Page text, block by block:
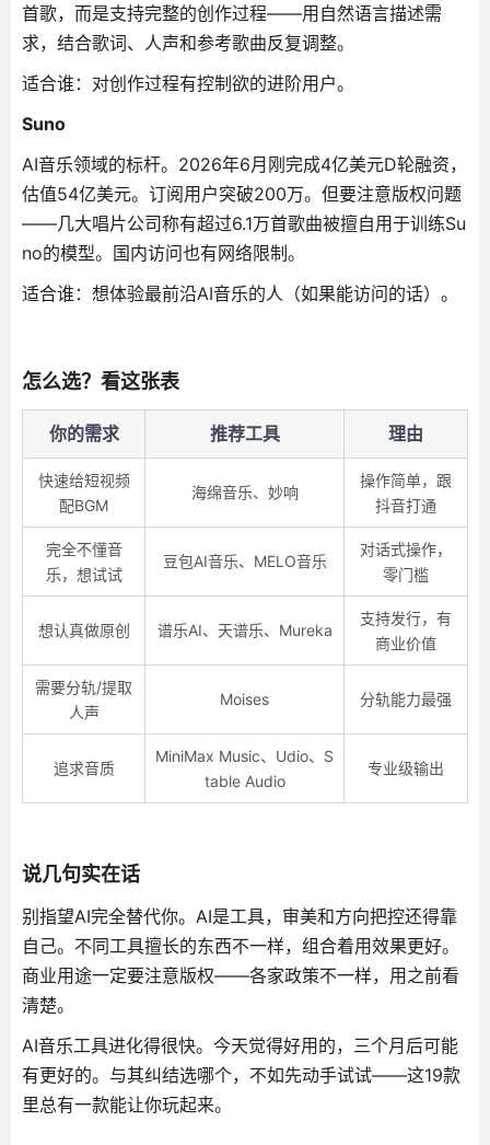
首歌，而是支持完整的创作过程——用自然语言描述需
求，结合歌词、人声和参考歌曲反复调整。
适合谁：对创作过程有控制欲的进阶用户。
Suno
AI音乐领域的标杆。2026年6月刚完成4亿美元D轮融资，
估值54亿美元。订阅用户突破200万。但要注意版权问题
——几大唱片公司称有超过6.1万首歌曲被擅自用于训练Su
no的模型。国内访问也有网络限制。
适合谁：想体验最前沿AI音乐的人（如果能访问的话）。
怎么选？看这张表
你的需求 推荐工具 理由
快速给短视频
配BGM
海绵音乐、妙响
操作简单，跟
抖音打通
完全不懂音
乐，想试试
豆包AI音乐、MELO音乐
对话式操作，
零门槛
想认真做原创 谱乐AI、天谱乐、Mureka
支持发行，有
商业价值
需要分轨/提取
人声
Moises 分轨能力最强
追求音质
MiniMax Music、Udio、S
table Audio
专业级输出
说几句实在话
别指望AI完全替代你。AI是工具，审美和方向把控还得靠
自己。不同工具擅长的东西不一样，组合着用效果更好。
商业用途一定要注意版权——各家政策不一样，用之前看
清楚。
AI音乐工具进化得很快。今天觉得好用的，三个月后可能
有更好的。与其纠结选哪个，不如先动手试试——这19款
里总有一款能让你玩起来。